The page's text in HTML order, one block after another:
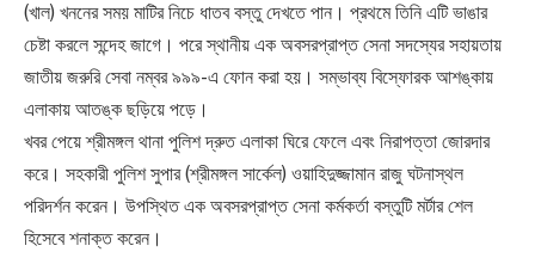
(খাল) খননের সময় মাটির নিচে ধাতব বস্তু দেখতে পান। প্রথমে তিনি এটি ভাঙার
চেষ্টা করলে সন্দেহ জাগে। পরে স্থানীয় এক অবসরপ্রাপ্ত সেনা সদস্যের সহায়তায়
জাতীয় জরুরি সেবা নম্বর ৯৯৯-এ ফোন করা হয়। সম্ভাব্য বিস্ফোরক আশঙ্কায়
এলাকায় আতঙ্ক ছড়িয়ে পড়ে।
খবর পেয়ে শ্রীমঙ্গল থানা পুলিশ দ্রুত এলাকা ঘিরে ফেলে এবং নিরাপত্তা জোরদার
করে। সহকারী পুলিশ সুপার (শ্রীমঙ্গল সার্কেল) ওয়াহিদুজ্জামান রাজু ঘটনাস্থল
পরিদর্শন করেন। উপস্থিত এক অবসরপ্রাপ্ত সেনা কর্মকর্তা বস্তুটি মর্টার শেল
হিসেবে শনাক্ত করেন।